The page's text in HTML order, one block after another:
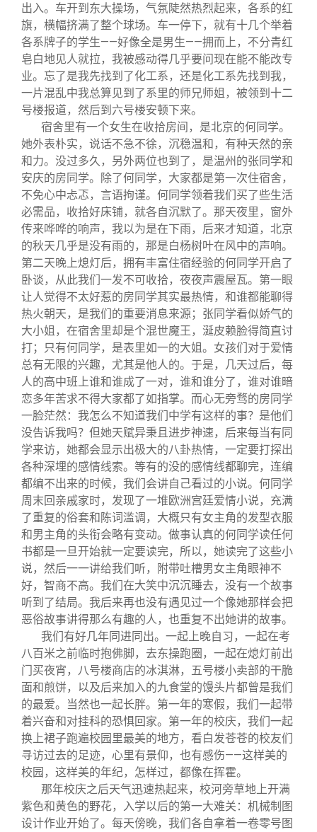
出入。车开到东大操场，气氛陡然热烈起来，各系的红
旗，横幅挤满了整个球场。车一停下，就有十几个举着
各系牌子的学生——好像全是男生——拥而上，不分青红
皂白地见人就拉，我被感动得几乎要问现在能不能改专
业。忘了是我先找到了化工系，还是化工系先找到我，
一片混乱中我总算见到了系里的师兄师姐，被领到十二
号楼报道，然后到六号楼安顿下来。
宿舍里有一个女生在收拾房间，是北京的何同学。
她外表朴实，说话不急不徐，沉稳温和，有种天然的亲
和力。没过多久，另外两位也到了，是温州的张同学和
安庆的房同学。除了何同学，大家都是第一次住宿舍，
不免心中忐忑，言语拘谨。何同学领着我们买了些生活
必需品，收拾好床铺，就各自沉默了。那天夜里，窗外
传来哗哗的响声，我以为是在下雨，后来才知道，北京
的秋天几乎是没有雨的，那是白杨树叶在风中的声响。
第二天晚上熄灯后，拥有丰富住宿经验的何同学开启了
卧谈，从此我们一发不可收拾，夜夜声震屋瓦。第一眼
让人觉得不太好惹的房同学其实最热情，和谁都能聊得
热火朝天，是我们的重要消息来源；张同学看似娇气的
大小姐，在宿舍里却是个混世魔王，涎皮赖脸得简直讨
打；只有何同学，是表里如一的大姐。女孩们对于爱情
总有无限的兴趣，尤其是他人的。于是，几天过后，每
人的高中班上谁和谁成了一对，谁和谁分了，谁对谁暗
恋多年苦求不得大家都了如指掌。而心无旁骛的房同学
一脸茫然：我怎么不知道我们中学有这样的事？是他们
没告诉我吗？但她天赋异秉且进步神速，后来每当有同
学来访，她都会显示出极大的八卦热情，一定要打探出
各种深埋的感情线索。等有的没的感情线都聊完，连编
都编不出来的时候，我们会讲自己看过的小说。何同学
周末回亲戚家时，发现了一堆欧洲宫廷爱情小说，充满
了重复的俗套和陈词滥调，大概只有女主角的发型衣服
和男主角的头衔会略有变动。做事认真的何同学读任何
书都是一旦开始就一定要读完，所以，她读完了这些小
说，然后一一讲给我们听，附带吐槽男女主角眼神不
好，智商不高。我们在大笑中沉沉睡去，没有一个故事
听到了结局。我后来再也没有遇见过一个像她那样会把
恶俗故事讲得那么有趣的人，也重复不出她讲的故事。
我们有好几年同进同出。一起上晚自习，一起在考
八百米之前临时抱佛脚，去东操跑圈，一起在熄灯前出
门买夜宵，八号楼商店的冰淇淋，五号楼小卖部的干脆
面和煎饼，以及后来加入的九食堂的馒头片都曾是我们
的最爱。当然也一起长胖。第一年的寒假，我们一起带
着兴奋和对挂科的恐惧回家。第一年的校庆，我们一起
换上裙子跑遍校园里最美的地方，看白发苍苍的校友们
寻访过去的足迹，心里有景仰，也有感伤——这样美的
校园，这样美的年纪，怎样过，都像在挥霍。
那年校庆之后天气迅速热起来，校河旁草地上开满
紫色和黄色的野花，入学以后的第一大难关：机械制图
设计作业开始了。每天傍晚，我们各自拿着一卷零号图